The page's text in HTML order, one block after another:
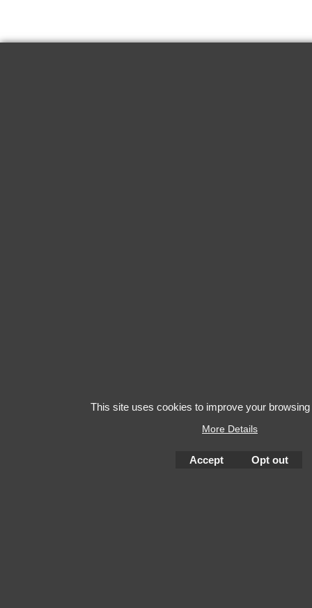
This site uses cookies to improve your
More Details
Accept Opt out